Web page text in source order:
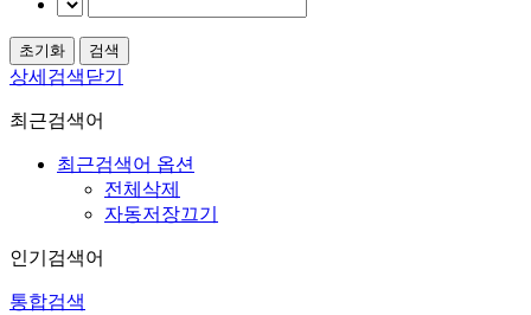
상세검색닫기
최근검색어
최근검색어 옵션
전체삭제
자동저장끄기
인기검색어
통합검색